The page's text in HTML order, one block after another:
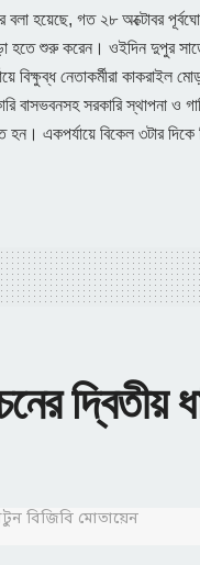
বলা হয়েছে, গত ২৮ অক্টোবর
হতে শুরু করেন। ওইদিন দুপুর সাড়ে
বিক্ষুব্ধ নেতাকর্মীরা কাকরাইল
বাসভবনসহ সরকারি স্থাপনা
একপর্যায়ে বিকেল ৩টার দিকে